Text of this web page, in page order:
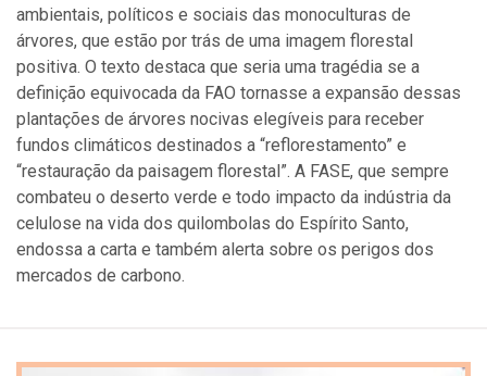
ambientais, políticos e sociais das monoculturas de
árvores, que estão por trás de uma imagem florestal
positiva. O texto destaca que seria uma tragédia se a
definição equivocada da FAO tornasse a expansão dessas
plantações de árvores nocivas elegíveis para receber
fundos climáticos destinados a “reflorestamento” e
“restauração da paisagem florestal”. A FASE, que sempre
combateu o deserto verde e todo impacto da indústria da
celulose na vida dos quilombolas do Espírito Santo,
endossa a carta e também alerta sobre os perigos dos
mercados de carbono.